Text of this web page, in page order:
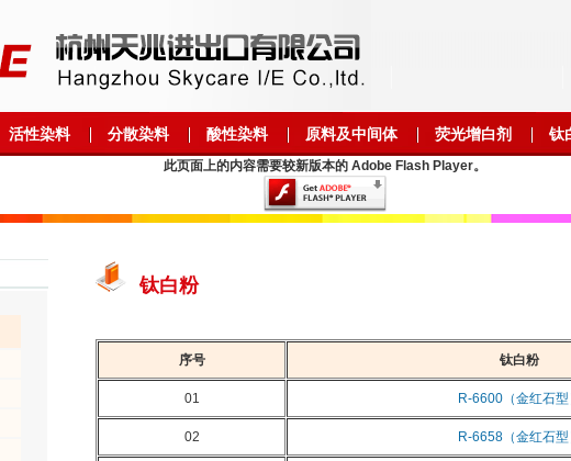
活性染料 分散染料 酸性染料 原料及中间体 荧光增白剂 钛
此页面上的内容需要较新版本的 Adobe Flash Player。
钛白粉
序号 钛白粉
01 R-6600（金红石型
02 R-6658（金红石型